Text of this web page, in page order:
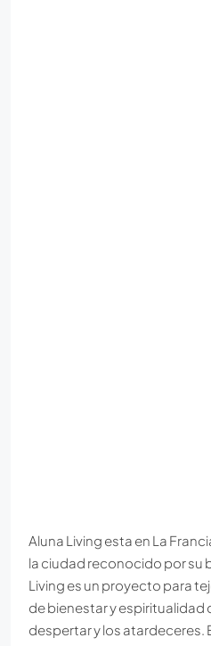
Aluna Living esta en La
la ciudad reconocido por su
Living es un proyecto para
de bienestar y espiritualidad
despertar y los atardeceres.